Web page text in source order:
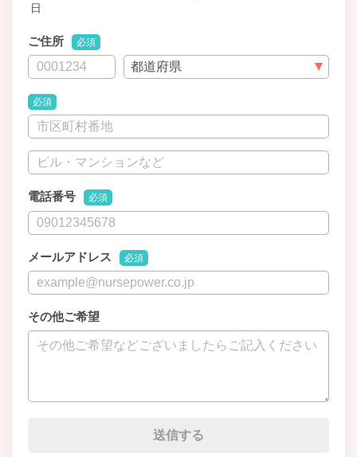
日
ご住所 必須
必須
電話番号 必須
メールアドレス 必須
その他ご希望